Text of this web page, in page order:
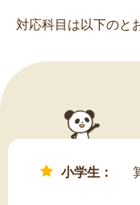
対応科目は以下のと
小学生：